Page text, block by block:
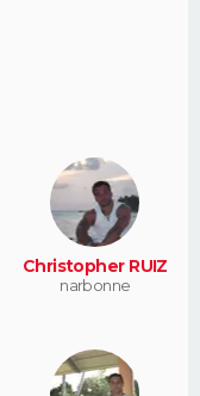
Christopher RUIZ
narbonne